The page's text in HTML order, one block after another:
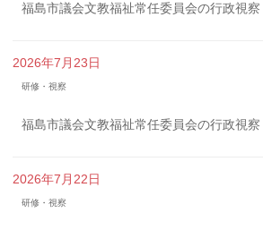
福島市議会文教福祉常任委員会の行政視察
2026年7月23日
研修・視察
福島市議会文教福祉常任委員会の行政視察
2026年7月22日
研修・視察